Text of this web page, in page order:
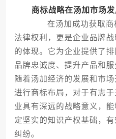
商标战略在汤加市场
在汤加成功获取商
法律权利，更是企业品牌
的体现。它为企业提供了
品牌忠诚度、提升产品和服
随着汤加经济的发展和市
进行商标布局，对于有志
业具有深远的战略意义，
定坚实的知识产权基础，
纠纷。